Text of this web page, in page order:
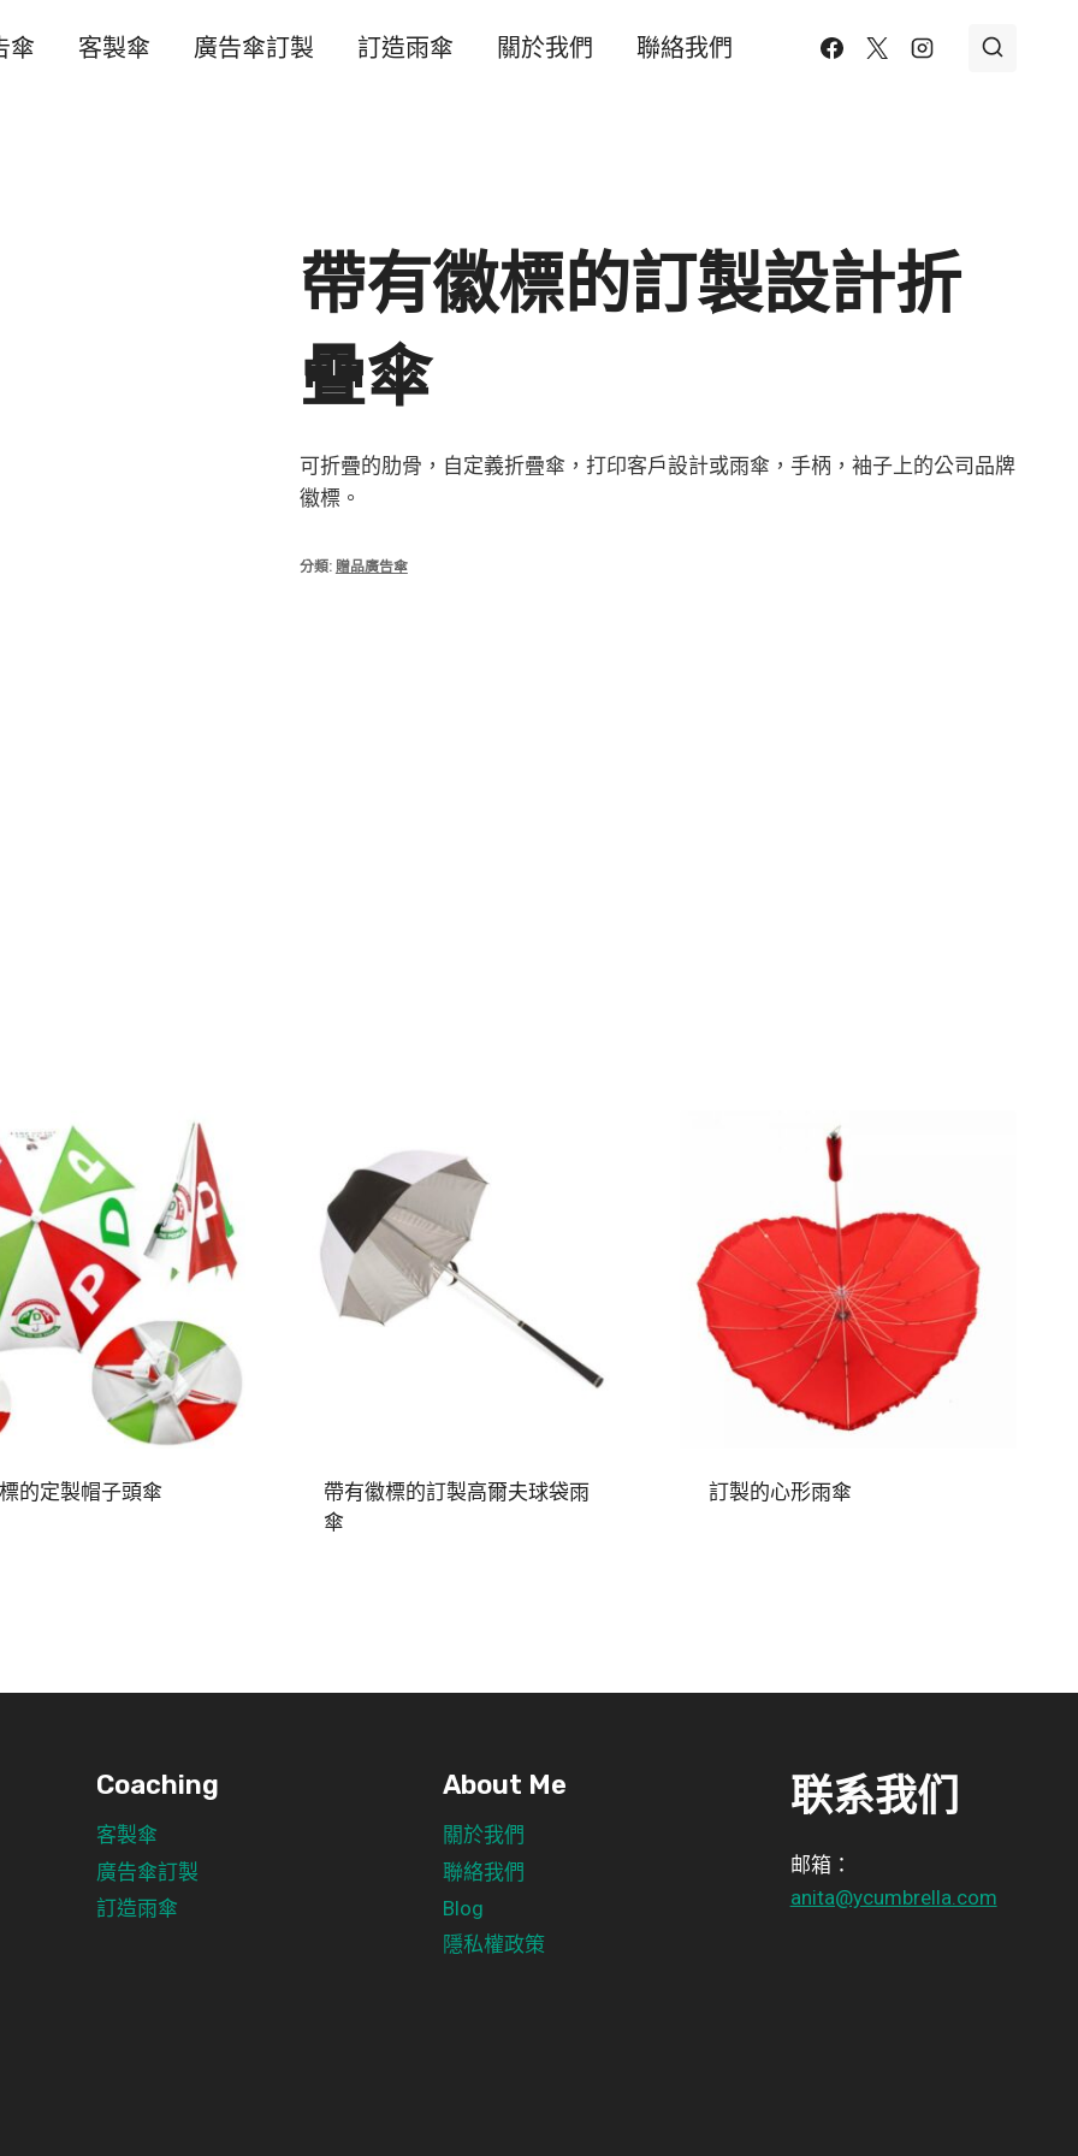
傘 客製傘 廣告傘訂製 訂造雨傘 關於我們 聯絡我們
帶有徽標的訂製設計折
疊傘
可折疊的肋骨，自定義折疊傘，打印客戶設計或雨傘，手柄，袖子上的公司品牌
徽標。
分類: 贈品廣告傘
的定製帽子頭傘
帶有徽標的訂製高爾夫球袋雨
傘
訂製的心形雨傘
Coaching
客製傘
廣告傘訂製
訂造雨傘
About Me
關於我們
聯絡我們
Blog
隱私權政策
联系我们
邮箱：
anita@ycumbrella.com